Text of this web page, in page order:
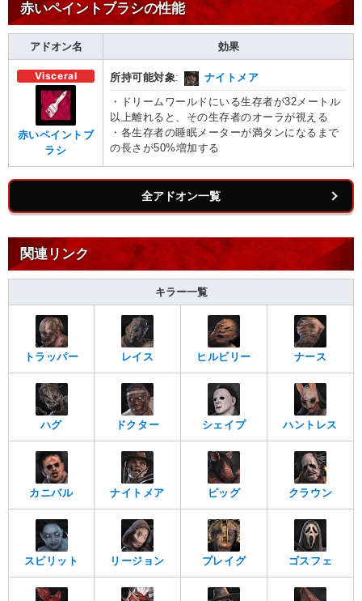
赤いペイントブラシの性能
アドオン名 効果
Visceral
赤いペイントブ
ラシ
所持可能対象:
ナイトメア
・ドリームワールドにいる生存者が32メートル
以上離れると、その生存者のオーラが視える
・各生存者の睡眠メーターが満タンになるまで
の長さが50%増加する
全アドオン一覧
関連リンク
キラー一覧
トラッパー レイス ヒルビリー ナース
ハグ ドクター シェイプ ハントレス
カニバル ナイトメア ピッグ クラウン
スピリット リージョン プレイグ ゴスフェ